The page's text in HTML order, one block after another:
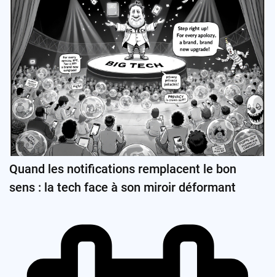
Quand les notifications remplacent le bon
sens : la tech face à son miroir déformant